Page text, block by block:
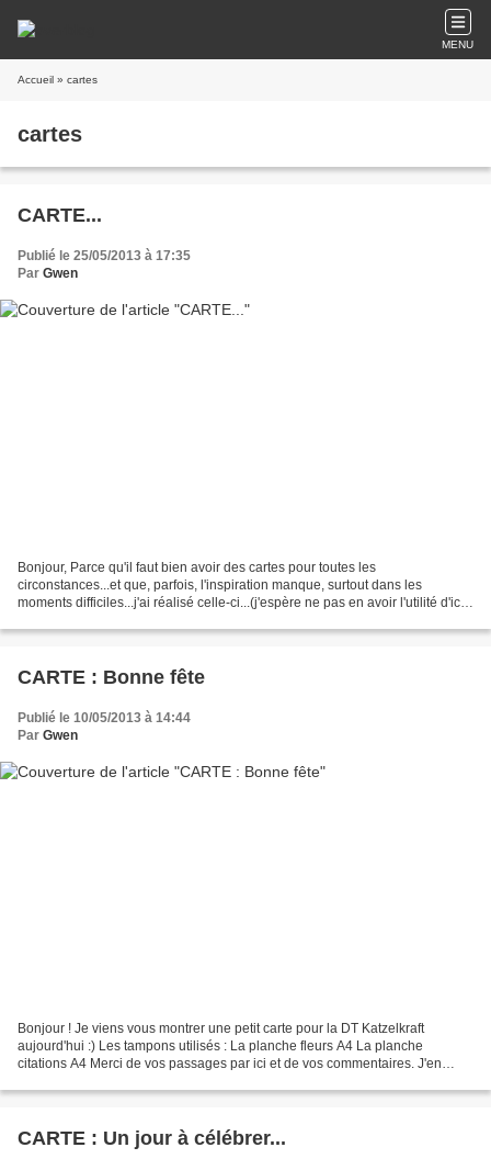
MENU
Accueil » cartes
cartes
CARTE...
Publié le 25/05/2013 à 17:35
Par Gwen
Bonjour, Parce qu'il faut bien avoir des cartes pour toutes les
circonstances...et que, parfois, l'inspiration manque, surtout dans les
moments difficiles...j'ai réalisé celle-ci...(j'espère ne pas en avoir l'utilité d'ici
CARTE : Bonne fête
Publié le 10/05/2013 à 14:44
Par Gwen
Bonjour ! Je viens vous montrer une petit carte pour la DT Katzelkraft
aujourd'hui :) Les tampons utilisés : La planche fleurs A4 La planche
citations A4 Merci de vos passages par ici et de vos commentaires. J'en
CARTE : Un jour à célébrer...